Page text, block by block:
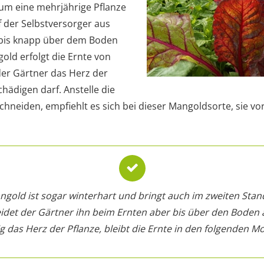
eine mehrjährige Pflanze
Selbstversorger aus
knapp über dem Boden
erfolgt die Ernte von
Gärtner das Herz der
darf. Anstelle die
empfiehlt es sich bei dieser Mangoldsorte, sie
ist sogar winterhart und bringt auch im zweiten
der Gärtner ihn beim Ernten aber bis über den Boden
das Herz der Pflanze, bleibt die Ernte in den folgenden